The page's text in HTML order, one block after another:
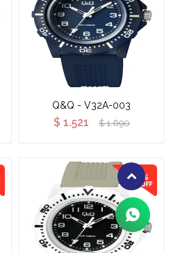
Q&Q - V32A-003
$ 1.521 $ 1.690